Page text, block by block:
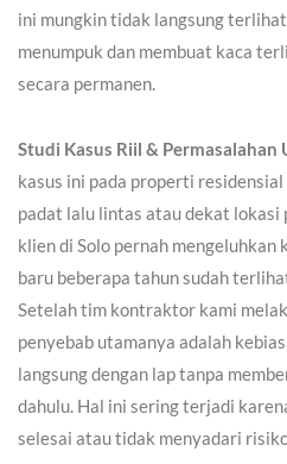
ini mungkin tidak langsung
menumpuk dan membuat kaca
secara permanen.
Studi Kasus Riil & Permasalahan
kasus ini pada properti
padat lalu lintas atau dekat lokasi
klien di Solo pernah mengeluhkan
baru beberapa tahun sudah
Setelah tim kontraktor kami
penyebab utamanya adalah
langsung dengan lap tanpa
dahulu. Hal ini sering terjadi
selesai atau tidak menyadari